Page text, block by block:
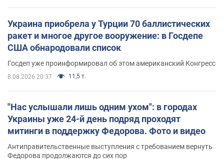
Украина приобрела у Турции 70 баллистических
ракет и многое другое вооружение: в Госдепе
США обнародовали список
Госдеп уже проинформировал об этом американский Конгресс
8.08.2026 20:37 11,5 т.
"Нас услышали лишь одним ухом": в городах
Украины уже 24-й день подряд проходят
митинги в поддержку Федорова. Фото и видео
Антиправительственные выступления с требованием вернуть
Федорова продолжаются до сих пор